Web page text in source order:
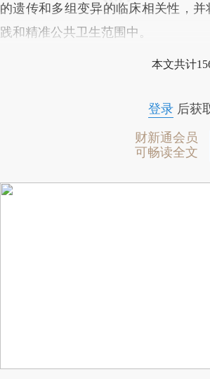
的遗传和多组变异的临床相关性，
践和精准公共卫生范围中。
本文共计
登录后获
财新通会员
可畅读全文